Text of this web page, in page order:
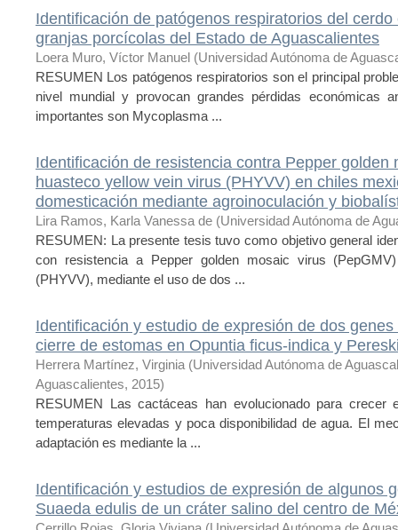
Identificación de patógenos respiratorios del
granjas porcícolas del Estado de Aguascalientes
Loera Muro, Víctor Manuel (Universidad Autónoma de
RESUMEN Los patógenos respiratorios son el principal
nivel mundial y provocan grandes pérdidas económicas
importantes son Mycoplasma ...
Identificación de resistencia contra Pepper
huasteco yellow vein virus (PHYVV) en chiles
domesticación mediante agroinoculación y
Lira Ramos, Karla Vanessa de (Universidad Autónoma de
RESUMEN: La presente tesis tuvo como objetivo general
con resistencia a Pepper golden mosaic virus
(PHYVV), mediante el uso de dos ...
Identificación y estudio de expresión de dos
cierre de estomas en Opuntia ficus-indica y
Herrera Martínez, Virginia (Universidad Autónoma de
Aguascalientes, 2015)
RESUMEN Las cactáceas han evolucionado para crecer
temperaturas elevadas y poca disponibilidad de agua. El
adaptación es mediante la ...
Identificación y estudios de expresión de algunos
Suaeda edulis de un cráter salino del centro de